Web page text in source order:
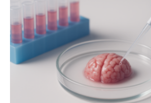
der Hypertrophen Kardiomyopathie
kann und wie sich durch eine
Herzbelastung und des oxidativen
Rhythmusstörungen reduzieren
hypertrophe Kardiomyopathie (HCM)
erblich bedingte Herzerkrankung. Sie
sich die linke Herzkammer verdickt,
stark kontrahiert…